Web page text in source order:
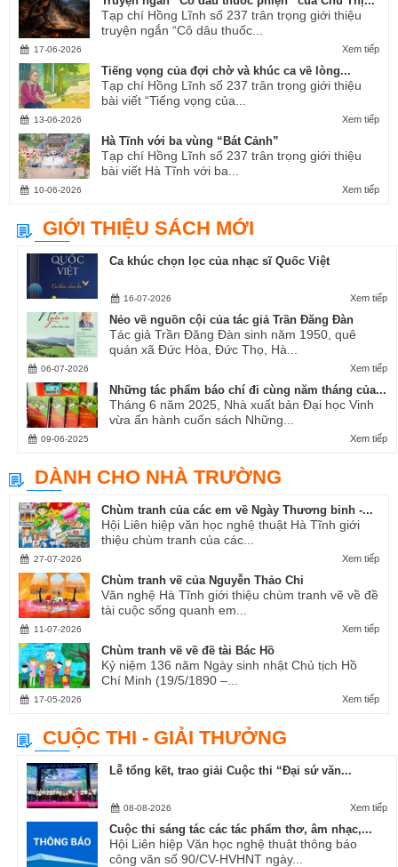
Tạp chí Hồng Lĩnh số 237 trân trọng giới thiệu
truyện ngắn “Cô dâu thuốc...
Xem tiếp
17-06-2026
Tiếng vọng của đợi chờ và khúc ca về lòng...
Tạp chí Hồng Lĩnh số 237 trân trọng giới thiệu
bài viết “Tiếng vọng của...
Xem tiếp
13-06-2026
Hà Tĩnh với ba vùng “Bát Cảnh”
Tạp chí Hồng Lĩnh số 237 trân trọng giới thiệu
bài viết Hà Tĩnh với ba...
Xem tiếp
10-06-2026
GIỚI THIỆU SÁCH MỚI
Ca khúc chọn lọc của nhạc sĩ Quốc Việt
Xem tiếp
16-07-2026
Nẻo về nguồn cội của tác giả Trần Đăng Đàn
Tác giả Trần Đăng Đàn sinh năm 1950, quê
quán xã Đức Hòa, Đức Thọ, Hà...
Xem tiếp
06-07-2026
Những tác phẩm báo chí đi cùng năm tháng của...
Tháng 6 năm 2025, Nhà xuất bản Đại học Vinh
vừa ấn hành cuốn sách Những...
Xem tiếp
09-06-2025
DÀNH CHO NHÀ TRƯỜNG
Chùm tranh của các em về Ngày Thương binh -...
Hội Liên hiệp văn học nghệ thuật Hà Tĩnh giới
thiệu chùm tranh của các...
Xem tiếp
27-07-2026
Chùm tranh vẽ của Nguyễn Thảo Chi
Văn nghệ Hà Tĩnh giới thiệu chùm tranh vẽ về đề
tài cuộc sống quanh em...
Xem tiếp
11-07-2026
Chùm tranh vẽ về đề tài Bác Hồ
Kỷ niệm 136 năm Ngày sinh nhật Chủ tịch Hồ
Chí Minh (19/5/1890 –...
Xem tiếp
17-05-2026
CUỘC THI - GIẢI THƯỞNG
Lễ tổng kết, trao giải Cuộc thi “Đại sứ văn...
Xem tiếp
08-08-2026
Cuộc thi sáng tác các tác phẩm thơ, âm nhạc,...
Hội Liên hiệp Văn học nghệ thuật thông báo
công văn số 90/CV-HVHNT ngày...